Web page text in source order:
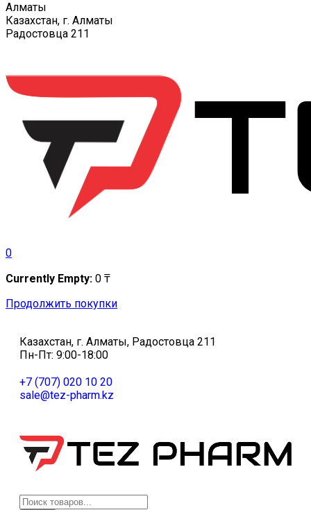
Алматы
Казахстан, г. Алматы
Радостовца 211
0
Currently Empty: 0 ₸
Продолжить покупки
Казахстан, г. Алматы, Радостовца 211
Пн-Пт: 9:00-18:00
+7 (707) 020 10 20
sale@tez-pharm.kz